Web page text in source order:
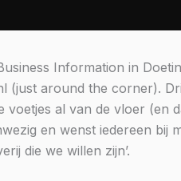
Information in
(just around the corner).
al van de vloer (en
en wenst iedereen bij
die we willen zijn’.